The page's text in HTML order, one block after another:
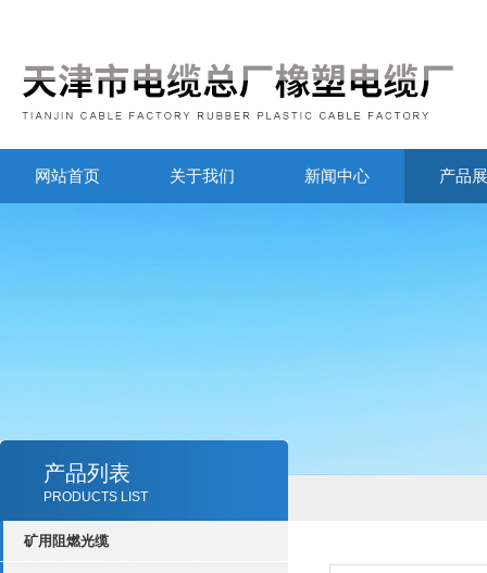
网站首页 关于我们 新闻中心 产品
产品列表
PRODUCTS LIST
矿用阻燃光缆